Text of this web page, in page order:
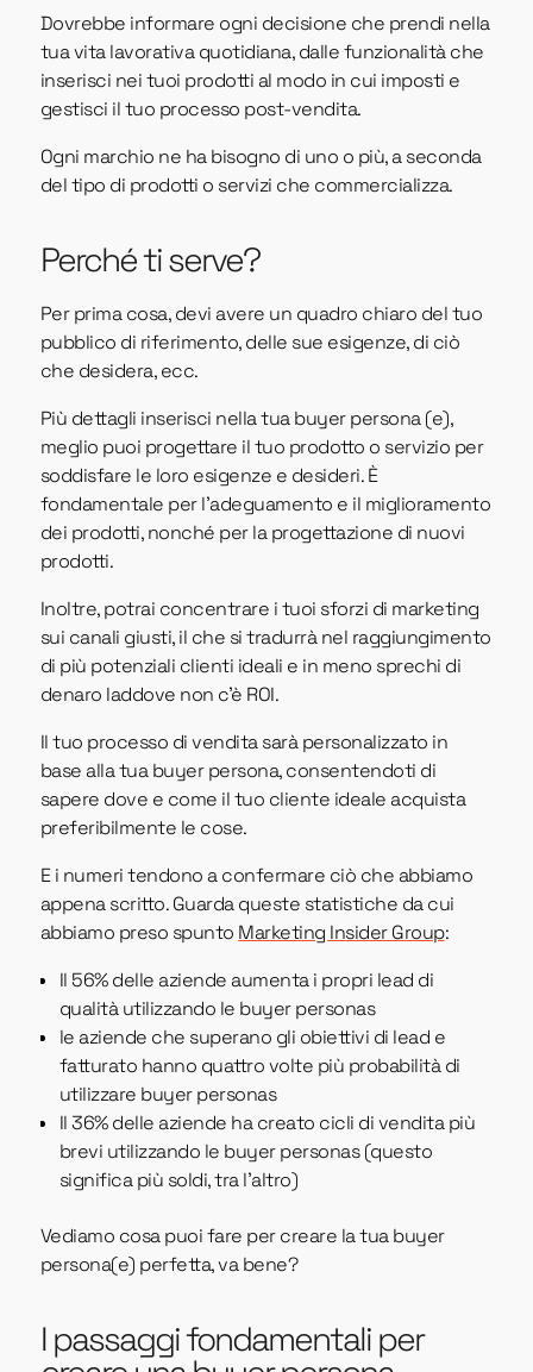
Dovrebbe informare ogni decisione che prendi nella
tua vita lavorativa quotidiana, dalle funzionalità che
inserisci nei tuoi prodotti al modo in cui imposti e
gestisci il tuo processo post-vendita.
Ogni marchio ne ha bisogno di uno o più, a seconda
del tipo di prodotti o servizi che commercializza.
Perché ti serve?
Per prima cosa, devi avere un quadro chiaro del tuo
pubblico di riferimento, delle sue esigenze, di ciò
che desidera, ecc.
Più dettagli inserisci nella tua buyer persona (e),
meglio puoi progettare il tuo prodotto o servizio per
soddisfare le loro esigenze e desideri. È
fondamentale per l'adeguamento e il miglioramento
dei prodotti, nonché per la progettazione di nuovi
prodotti.
Inoltre, potrai concentrare i tuoi sforzi di marketing
sui canali giusti, il che si tradurrà nel raggiungimento
di più potenziali clienti ideali e in meno sprechi di
denaro laddove non c'è ROI.
Il tuo processo di vendita sarà personalizzato in
base alla tua buyer persona, consentendoti di
sapere dove e come il tuo cliente ideale acquista
preferibilmente le cose.
E i numeri tendono a confermare ciò che abbiamo
appena scritto. Guarda queste statistiche da cui
abbiamo preso spunto Marketing Insider Group:
Il 56% delle aziende aumenta i propri lead di
qualità utilizzando le buyer personas
le aziende che superano gli obiettivi di lead e
fatturato hanno quattro volte più probabilità di
utilizzare buyer personas
Il 36% delle aziende ha creato cicli di vendita più
brevi utilizzando le buyer personas (questo
significa più soldi, tra l'altro)
Vediamo cosa puoi fare per creare la tua buyer
persona(e) perfetta, va bene?
I passaggi fondamentali per